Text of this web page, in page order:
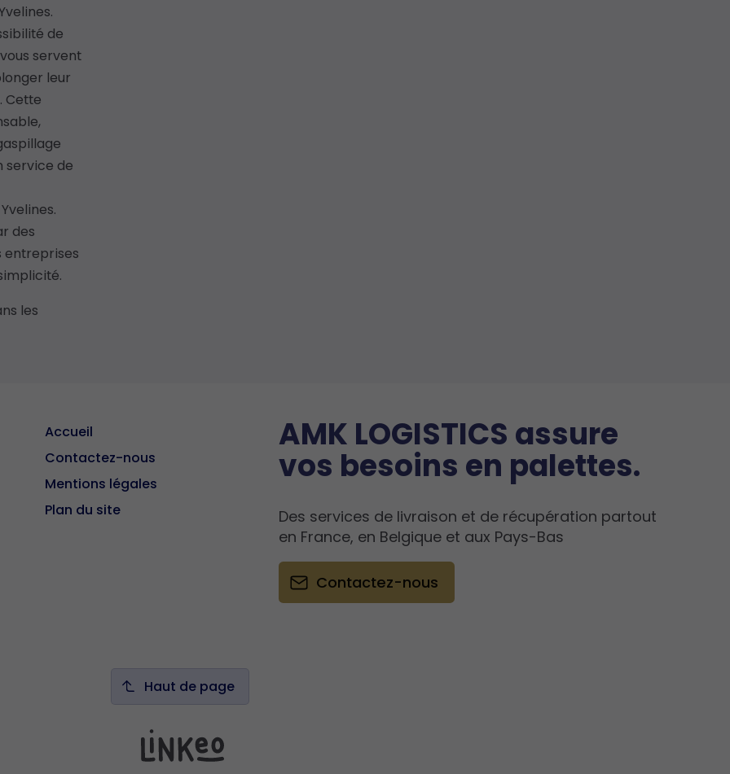
de
servent
leur
Cette
service de
des
entreprises
les
Accueil
Contactez-nous
Mentions légales
Plan du site
AMK LOGISTICS assure
vos besoins en palettes.
Des services de livraison et de récupération partout
en France, en Belgique et aux Pays-Bas
Contactez-nous
Haut de page